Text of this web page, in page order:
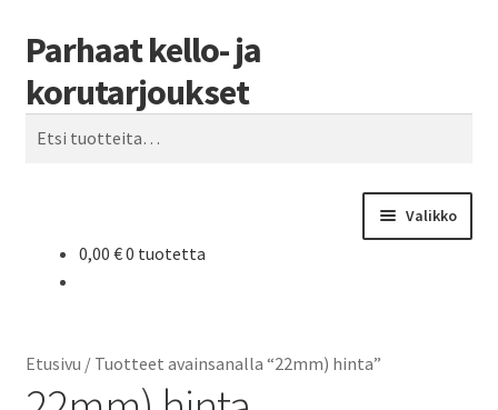
Siirry
navigointiin
Siirry
sisältöön
Parhaat kello- ja
korutarjoukset
Haku
Valikko
0,00 €0 tuotetta
Etusivu / Tuotteet avainsanalla “22mm) hinta”